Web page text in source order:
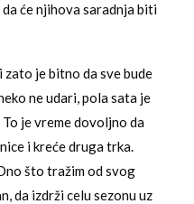
da će njihova saradnja biti
zato je bitno da sve bude
ne udari, pola sata je
je vreme dovoljno da
i kreće druga trka.
što tražim od svog
da izdrži celu sezonu uz